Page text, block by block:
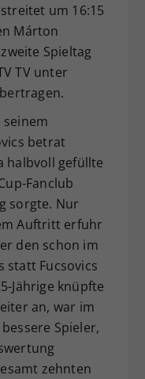
um 16:15
Márton
Spieltag
TV unter
betrat
halbvoll gefüllte
Fanclub
sorgte. Nur
Auftritt erfuhr
den schon im
statt Fucsovics
Jährige knüpfte
an, war im
Spieler,
zehnten